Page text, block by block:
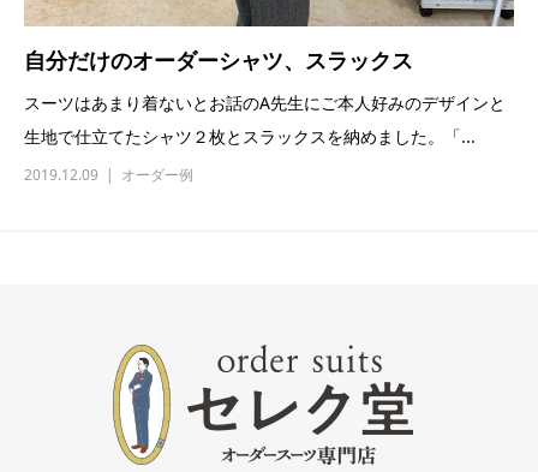
自分だけのオーダーシャツ、スラックス
スーツはあまり着ないとお話のA先生にご本人好みのデザインと
生地で仕立てたシャツ２枚とスラックスを納めました。「...
2019.12.09 オーダー例